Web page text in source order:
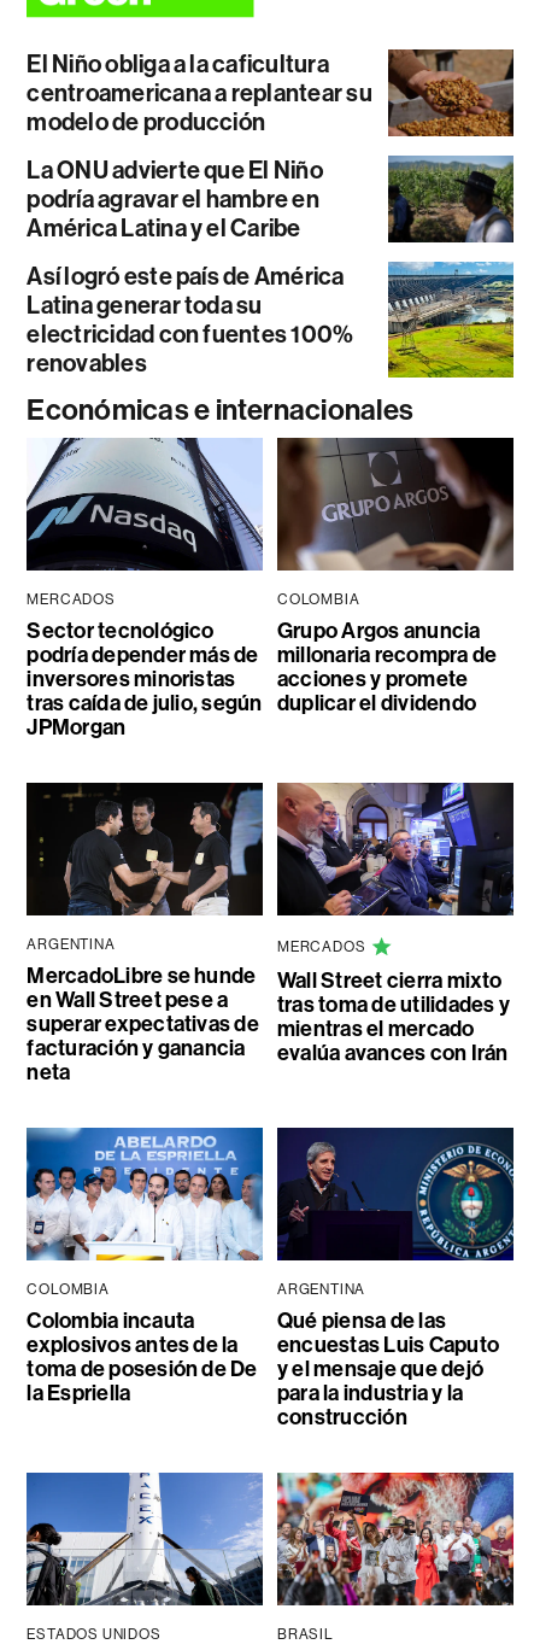
El Niño obliga a la caficultura
centroamericana a replantear su
modelo de producción
La ONU advierte que El Niño
podría agravar el hambre en
América Latina y el Caribe
Así logró este país de América
Latina generar toda su
electricidad con fuentes 100%
renovables
Económicas e internacionales
MERCADOS
Sector tecnológico
podría depender más de
inversores minoristas
tras caída de julio, según
JPMorgan
COLOMBIA
Grupo Argos anuncia
millonaria recompra de
acciones y promete
duplicar el dividendo
ARGENTINA
MercadoLibre se hunde
en Wall Street pese a
superar expectativas de
facturación y ganancia
neta
MERCADOS
Wall Street cierra mixto
tras toma de utilidades y
mientras el mercado
evalúa avances con Irán
COLOMBIA
Colombia incauta
explosivos antes de la
toma de posesión de De
la Espriella
ARGENTINA
Qué piensa de las
encuestas Luis Caputo
y el mensaje que dejó
para la industria y la
construcción
ESTADOS UNIDOS BRASIL